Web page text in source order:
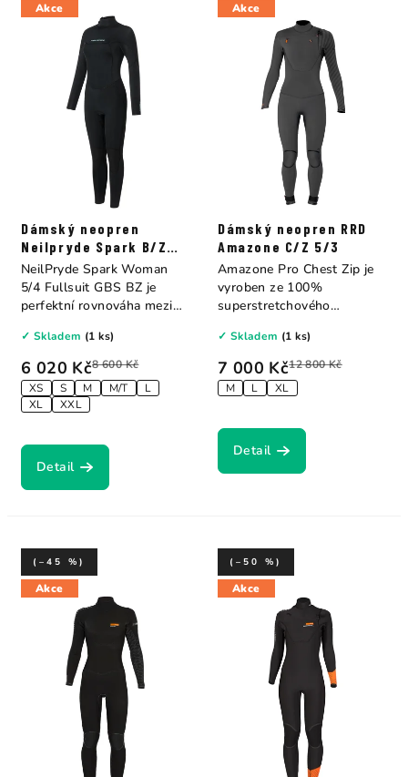
Akce
Dámský neopren
Neilpryde Spark B/Z
5/4
6 020 Kč8 600 Kč
XS S M M/T
L
XL
XXL
✓ Skladem (1 ks)
Detail
NeilPryde Spark Woman
5/4 Fullsuit GBS BZ je
perfektní rovnováha mezi
Akce
Dámský neopren RRD
Amazone C/Z 5/3
7 000 Kč12 800 Kč
M L XL
✓ Skladem (1 ks)
Detail
Amazone Pro Chest Zip je
vyroben ze 100%
superstretchového
Akce
(–45 %)
Akce
(–50 %)